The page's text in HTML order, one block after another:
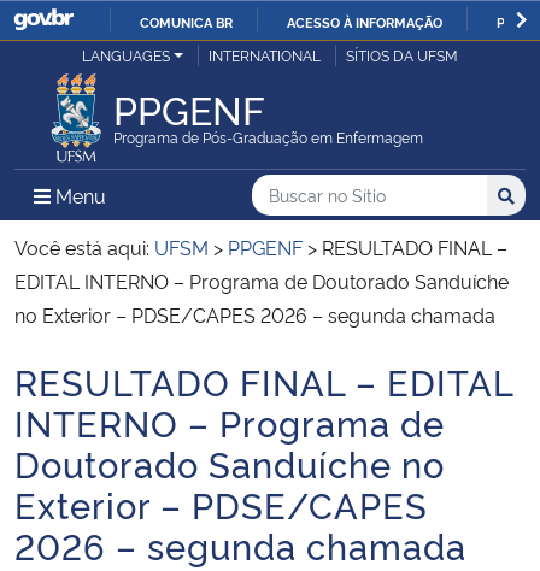
IR
COMUNICA BR ACESSO À INFORMAÇÃO
Ministério da Justiça e Segurança Pública
Ministério da Defesa
Ministério das Relações Exteriores
Ministério da Economia
Ministério da Infraestrutura
Ministério da Agricultura, Pecuária e Abastecimento
Ministério da Educação
Ministério da Cidadania
LANGUAGES INTERNATIONAL SÍTIOS DA UFSM
PPGENF
Programa de Pós-Graduação em Enfermagem
Menu Menu Principal do Sítio
Busca
Buscar no no Sítio
Busca:
Você está aqui: UFSM > PPGENF > RESULTADO FINAL –
EDITAL INTERNO – Programa de Doutorado Sanduíche
no Exterior – PDSE/CAPES 2026 – segunda chamada
Início do conteúdo
RESULTADO FINAL – EDITAL
INTERNO – Programa de
Doutorado Sanduíche no
Exterior – PDSE/CAPES
2026 – segunda chamada